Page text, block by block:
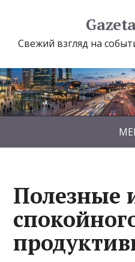
Свежий взгляд на
Полезные